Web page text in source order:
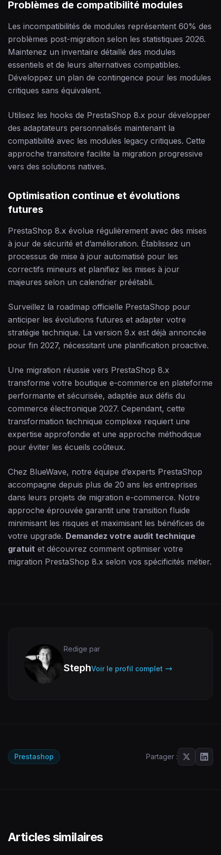
Problèmes de compatibilité modules
Les incompatibilités de modules représentent 60% des
problèmes post-migration selon les statistiques 2026.
Maintenez un inventaire détaillé des modules
essentiels et de leurs alternatives compatibles.
Développez un plan de contingence pour les modules
critiques sans équivalent.
Utilisez les hooks de PrestaShop 8.x pour développer
des adaptateurs personnalisés maintenant la
compatibilité avec les modules legacy critiques. Cette
approche transitoire facilite la migration progressive
vers des solutions natives.
Optimisation continue et évolutions
futures
PrestaShop 8.x évolue régulièrement avec des mises
à jour de sécurité et d’amélioration. Établissez un
processus de mise à jour automatisé pour les
correctifs mineurs et planifiez les mises à jour
majeures selon un calendrier préétabli.
Surveillez la roadmap officielle PrestaShop pour
anticiper les évolutions futures et adapter votre
stratégie technique. La version 9.x est déjà annoncée
pour fin 2027, nécessitant une planification proactive.
Une migration réussie vers PrestaShop 8.x
transforme votre boutique e-commerce en plateforme
performante et sécurisée, adaptée aux défis du
commerce électronique 2027. Cependant, cette
transformation technique complexe requiert une
expertise approfondie et une approche méthodique
pour éviter les écueils coûteux.
Chez BlueWave, notre équipe d’experts PrestaShop
accompagne depuis plus de 20 ans les entreprises
dans leurs projets de migration e-commerce. Notre
approche éprouvée garantit une transition fluide
minimisant les risques et maximisant les bénéfices de
votre upgrade. Demandez votre audit technique
gratuit et découvrez comment optimiser votre
migration PrestaShop 8.x selon vos spécificités métier.
Redige par
StephVoir le profil complet
Prestashop Partager :
Articles similaires